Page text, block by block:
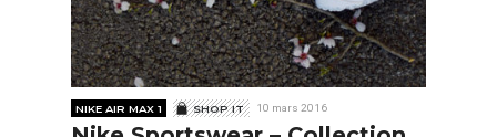
NIKE AIR MAX 1 SHOP IT 10 mars 2016